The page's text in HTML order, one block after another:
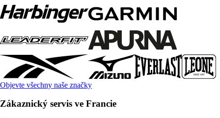
Objevte všechny naše značky
Zákaznický servis ve Francie